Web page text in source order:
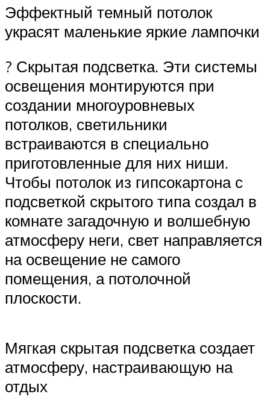
Эффектный темный потолок
украсят маленькие яркие лампочки
? Скрытая подсветка. Эти системы
освещения монтируются при
создании многоуровневых
потолков, светильники
встраиваются в специально
приготовленные для них ниши.
Чтобы потолок из гипсокартона с
подсветкой скрытого типа создал в
комнате загадочную и волшебную
атмосферу неги, свет направляется
на освещение не самого
помещения, а потолочной
плоскости.
Мягкая скрытая подсветка создает
атмосферу, настраивающую на
отдых